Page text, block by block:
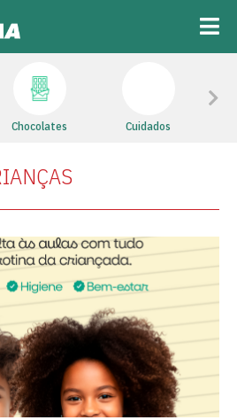
Chocolates Cuidados